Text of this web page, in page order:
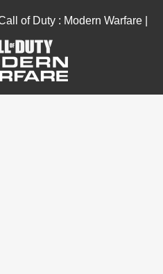
of Duty : Modern Warfare |